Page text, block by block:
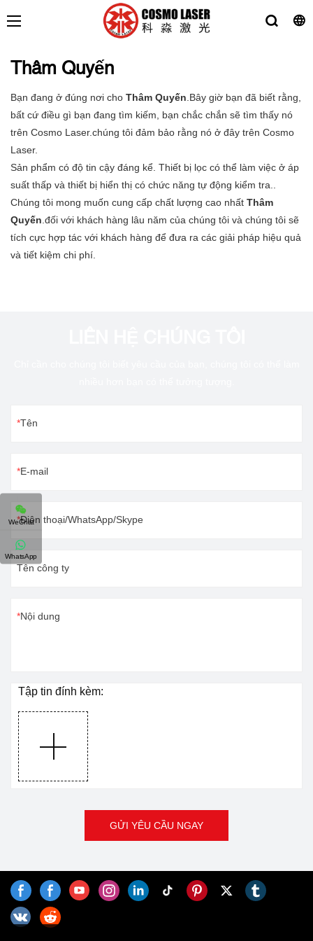
Thâm Quyến
Bạn đang ở đúng nơi cho Thâm Quyến.Bây giờ bạn đã biết rằng,
bất cứ điều gì bạn đang tìm kiếm, bạn chắc chắn sẽ tìm thấy nó
trên Cosmo Laser.chúng tôi đảm bảo rằng nó ở đây trên Cosmo
Laser.
Sản phẩm có độ tin cậy đáng kể. Thiết bị lọc có thể làm việc ở áp
suất thấp và thiết bị hiển thị có chức năng tự động kiểm tra..
Chúng tôi mong muốn cung cấp chất lượng cao nhất Thâm
Quyến.đối với khách hàng lâu năm của chúng tôi và chúng tôi sẽ
tích cực hợp tác với khách hàng để đưa ra các giải pháp hiệu quả
và tiết kiệm chi phí.
Tên
E-mail
Điện thoại/WhatsApp/Skype
Tên công ty
Nội dung
Tập tin đính kèm:
GỬI YÊU CẦU NGAY
WeChat
WhatsApp